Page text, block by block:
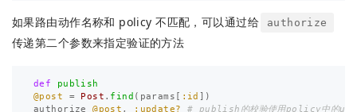
如果路由动作名称和 policy 不匹配，可以通过给 authorize
传递第二个参数来指定验证的方法
def
publish
@post
= Post . find ( params [ :id ])
authorize
@post , :update? # publish的校验使用policy中的